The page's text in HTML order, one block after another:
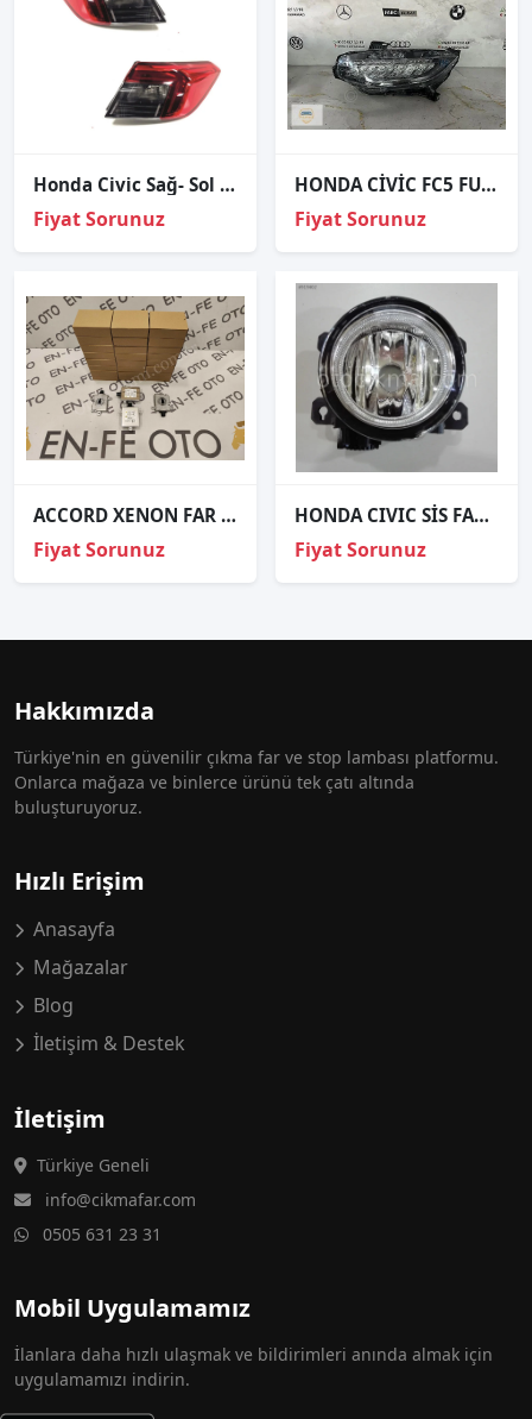
Honda Civic Sağ- Sol Stop Lambası 2021-2023
Fiyat Sorunuz
HONDA CİVİC FC5 FULL LED SOL FAR
Fiyat Sorunuz
ACCORD XENON FAR BEYNİ W3T16271 W3T20971
Fiyat Sorunuz
HONDA CIVIC SİS FARI SAĞ SOL 2017
Fiyat Sorunuz
Hakkımızda
Türkiye'nin en güvenilir çıkma far ve stop lambası platformu.
Onlarca mağaza ve binlerce ürünü tek çatı altında
buluşturuyoruz.
Hızlı Erişim
Anasayfa
Mağazalar
Blog
İletişim & Destek
İletişim
Türkiye Geneli
info@cikmafar.com
0505 631 23 31
Mobil Uygulamamız
İlanlara daha hızlı ulaşmak ve bildirimleri anında almak için
uygulamamızı indirin.